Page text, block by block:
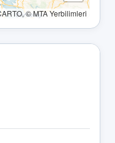
© MTA Yerbilimleri